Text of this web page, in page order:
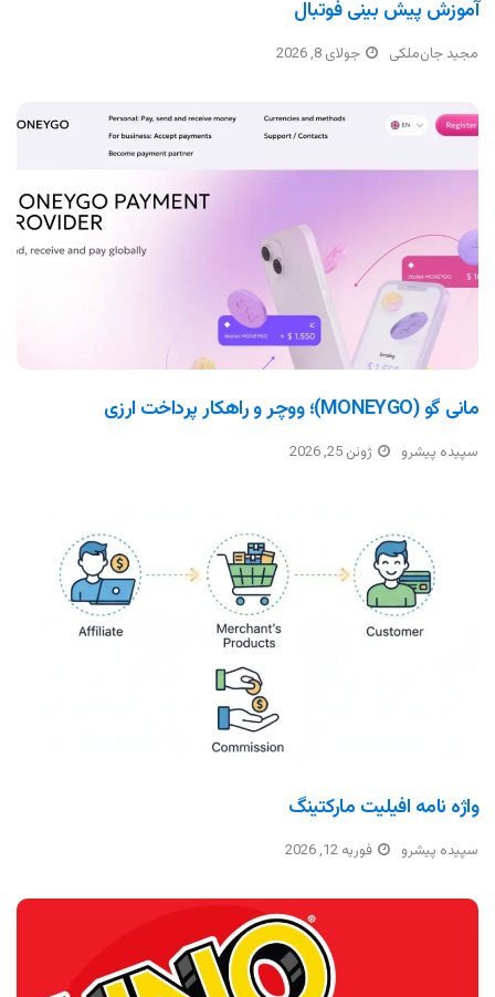
آموزش پیش بینی فوتبال
مجید جان‌ملکی جولای 8, 2026
مانی گو (MONEYGO)؛ ووچر و راهکار پرداخت ارزی
سپیده پیشرو ژوئن 25, 2026
واژه نامه افیلیت مارکتینگ
سپیده پیشرو فوریه 12, 2026